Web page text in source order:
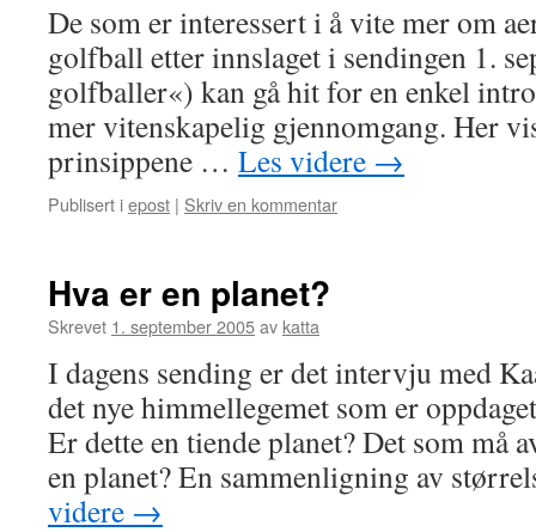
De som er interessert i å vite mer om
golfball etter innslaget i sendingen 1.
golfballer«) kan gå hit for en enkel
mer vitenskapelig gjennomgang. Her
prinsippene … Les videre →
Publisert iepost | Skriv en kommentar
Hva er en planet?
Skrevet 1. september 2005av katta
I dagens sending er det intervju med
det nye himmellegemet som er
Er dette en tiende planet? Det som må
en planet? En sammenligning av
videre →